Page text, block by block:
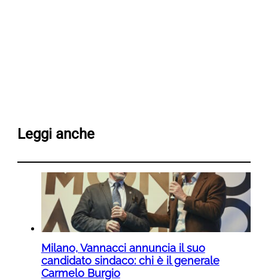
Leggi anche
Milano, Vannacci annuncia il suo
candidato sindaco: chi è il generale
Carmelo Burgio